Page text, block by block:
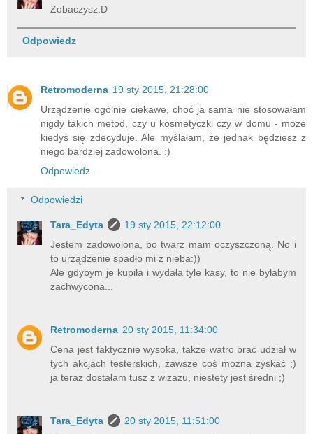
Zobaczysz:D
Odpowiedz
Retromoderna 19 sty 2015, 21:28:00
Urządzenie ogólnie ciekawe, choć ja sama nie stosowałam
nigdy takich metod, czy u kosmetyczki czy w domu - może
kiedyś się zdecyduje. Ale myślałam, że jednak będziesz z
niego bardziej zadowolona. :)
Odpowiedz
Odpowiedzi
Tara_Edyta
19 sty 2015, 22:12:00
Jestem zadowolona, bo twarz mam oczyszczoną. No i
to urządzenie spadło mi z nieba:))
Ale gdybym je kupiła i wydała tyle kasy, to nie byłabym
zachwycona...
Retromoderna 20 sty 2015, 11:34:00
Cena jest faktycznie wysoka, także watro brać udział w
tych akcjach testerskich, zawsze coś można zyskać ;)
ja teraz dostałam tusz z wizażu, niestety jest średni ;)
Tara_Edyta
20 sty 2015, 11:51:00